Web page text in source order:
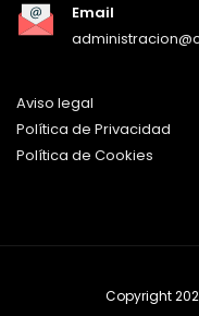
Email
Aviso legal
Política de Privacidad
Política de Cookies
Copyright